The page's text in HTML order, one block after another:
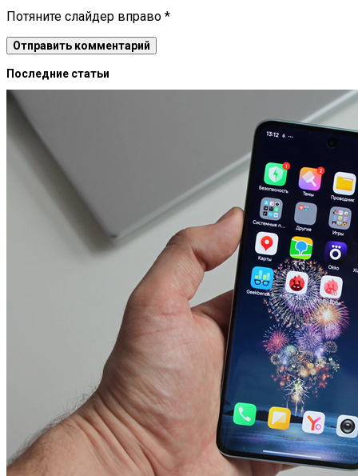
Потяните слайдер вправо *
Последние статьи